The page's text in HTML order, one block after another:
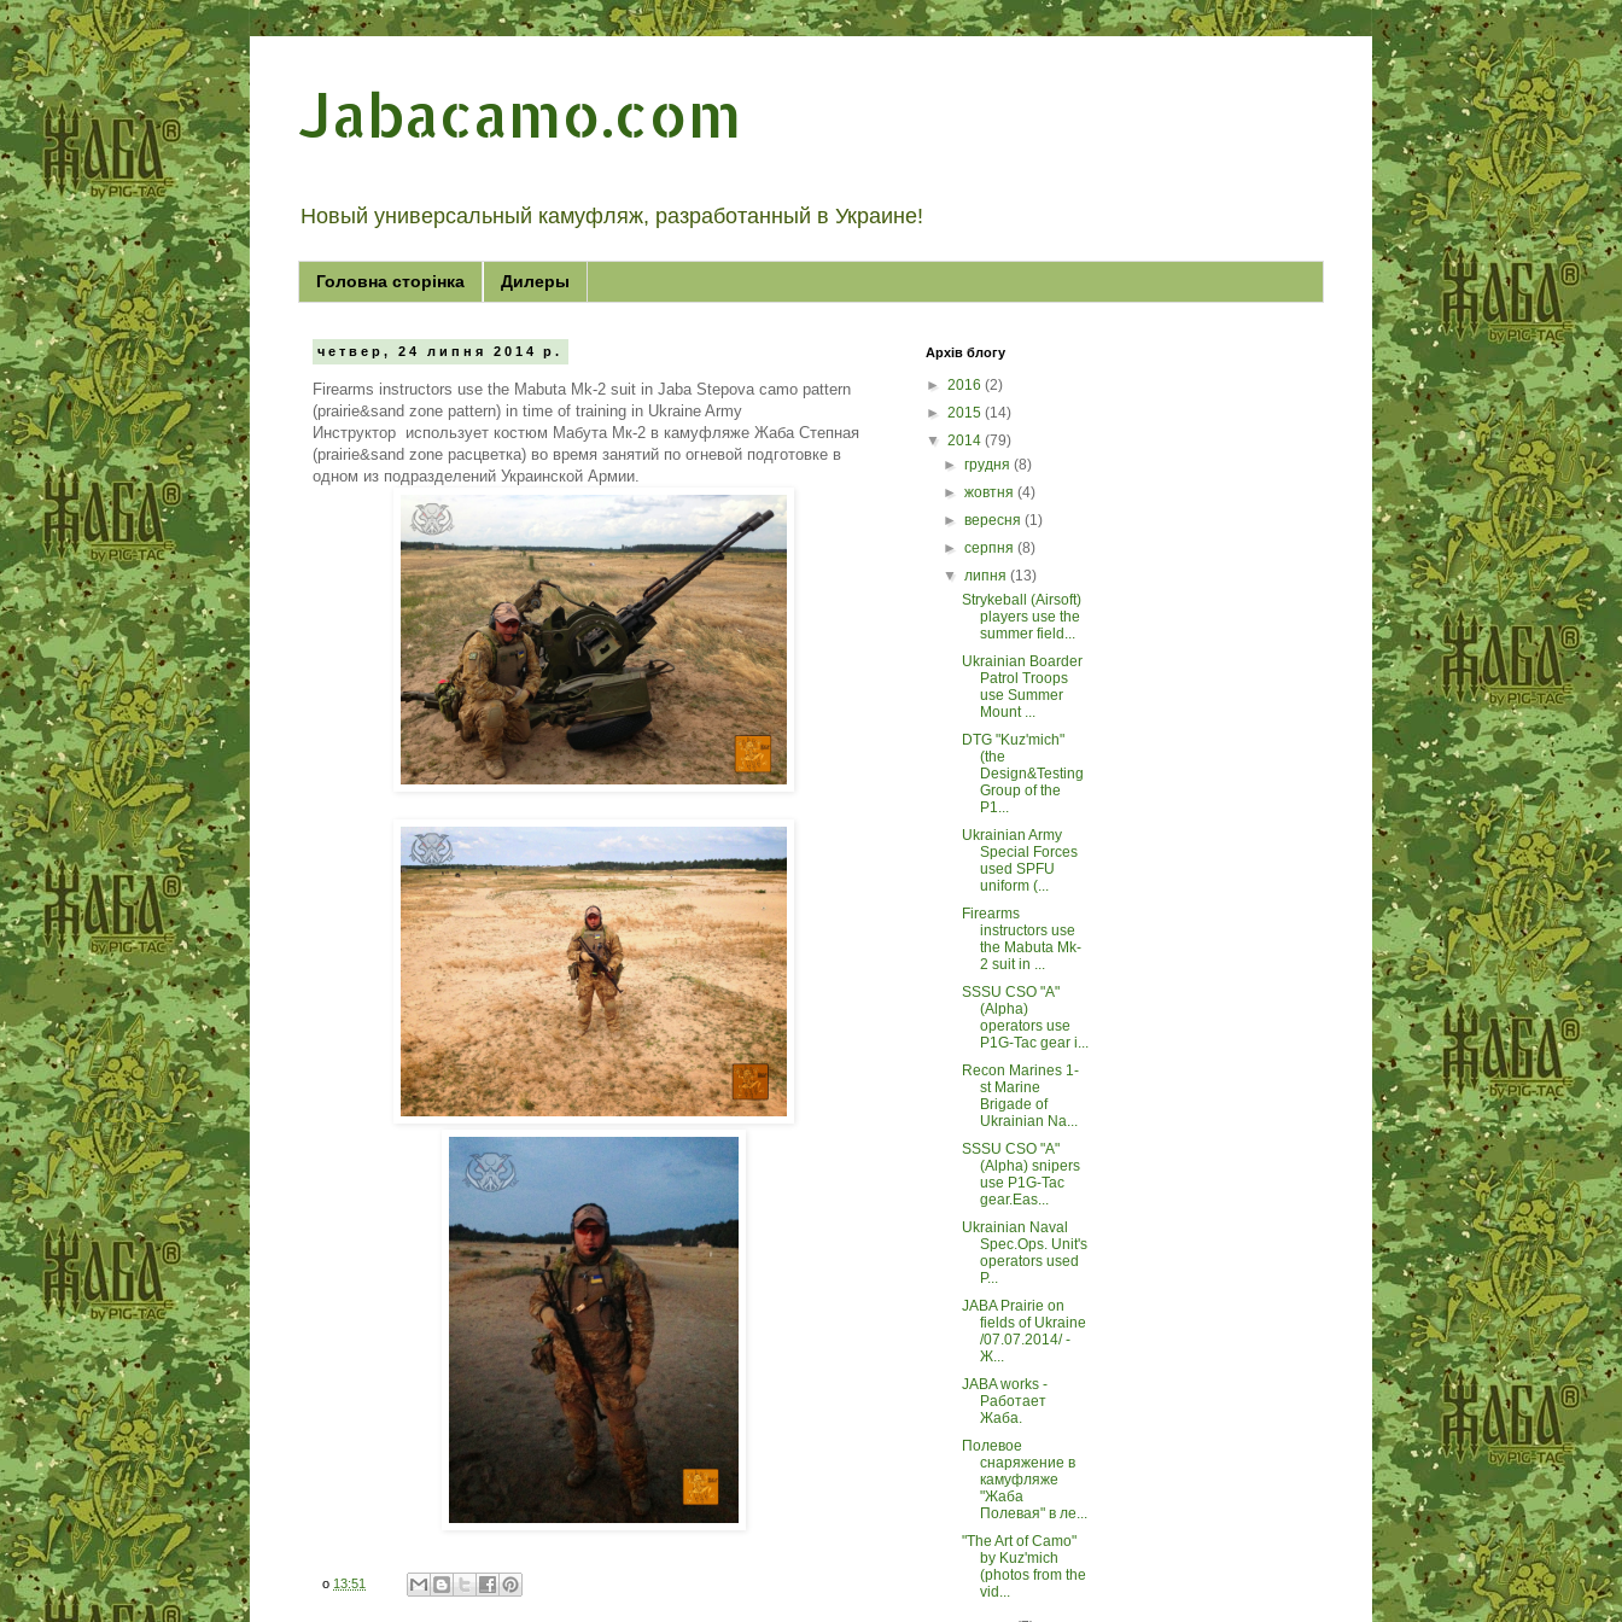
Jabacamo.com
Новый универсальный камуфляж, разработанный в Украине!
Головна сторінка Дилеры
четвер, 24 липня 2014 р.
Firearms instructors use the Mabuta Mk-2 suit in Jaba Stepova camo pattern
(prairie&sand zone pattern) in time of training in Ukraine Army
Инструктор использует костюм Мабута Мк-2 в камуфляже Жаба Степная
(prairie&sand zone расцветка) во время занятий по огневой подготовке в
одном из подразделений Украинской Армии.
о 13:51
Архів блогу
► 2016 (2)
► 2015 (14)
▼ 2014 (79)
►грудня(8)
►жовтня(4)
►вересня(1)
►серпня(8)
▼ липня(13)
Strykeball (Airsoft)
players use the
summer field...
Ukrainian Boarder
Patrol Troops
use Summer
Mount ...
DTG "Kuz'mich"
(the
Design&Testing
Group of the
P1...
Ukrainian Army
Special Forces
used SPFU
uniform (...
Firearms
instructors use
the Mabuta Mk-
2 suit in ...
SSSU CSO "A"
(Alpha)
operators use
P1G-Tac gear i...
Recon Marines 1-
st Marine
Brigade of
Ukrainian Na...
SSSU CSO "A"
(Alpha) snipers
use P1G-Tac
gear.Eas...
Ukrainian Naval
Spec.Ops. Unit's
operators used
P...
JABA Prairie on
fields of Ukraine
/07.07.2014/ -
Ж...
JABA works -
Работает
Жаба.
Полевое
снаряжение в
камуфляже
"Жаба
Полевая" в ле...
"The Art of Camo"
by Kuz'mich
(photos from the
vid...